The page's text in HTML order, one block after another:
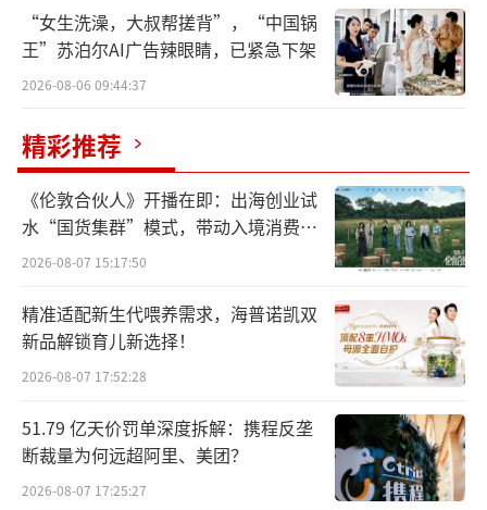
人形机器人是具有与人类似的身体结构和
运动方式（双足行走、双手协作等）的智能机
目前人形机器人并没有普遍定义。根据专
业书籍《Humanoid Robots》的归纳，人形机
器人应当能“在人工作和居住的环境工作，操
作为人设计的工具和设备，与人交流”。
相比于传统机器人，人形机器人的核心突
破在于人机交互，即能够听懂人的语言指令并
进行分析推断以及决策执行。这个过程涉及仿
生感知认知技术、生机电融全技术、人工智能
技术、大数据云计算技术、视深导航技术等各
领域的尖端技术。
“女生洗澡，大叔帮搓背”，“中国锅
王”苏泊尔AI广告辣眼睛，已紧急下架
2026-08-06 09:44:37
精彩推荐
《伦敦合伙人》开播在即：出海创业试
水“国货集群”模式，带动入境消费反
向种草
2026-08-07 15:17:50
精准适配新生代喂养需求，海普诺凯双
新品解锁育儿新选择！
2026-08-07 17:52:28
51.79 亿天价罚单深度拆解：携程反垄
断裁量为何远超阿里、美团？
2026-08-07 17:25:27